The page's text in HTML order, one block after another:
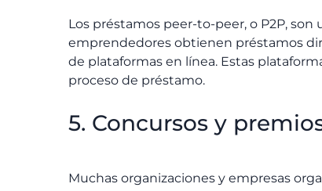
Los préstamos peer-to-peer, o P2P,
emprendedores obtienen préstamos
de plataformas en línea. Estas
proceso de préstamo.
5. Concursos y
Muchas organizaciones y empresas